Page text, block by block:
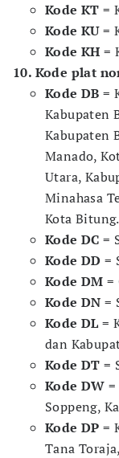
Kode KT =
Kode KU=
Kode KH=
10. Kode plat
Kode DB =
Kabupaten
Kabupaten
Manado,
Utara,
Minahasa
Kota Bitung.
Kode DC =
Kode DD =
Kode DM =
Kode DN =
Kode DL =
dan
Kode DT =
Kode DW
Soppeng,
Kode DP =
Tana